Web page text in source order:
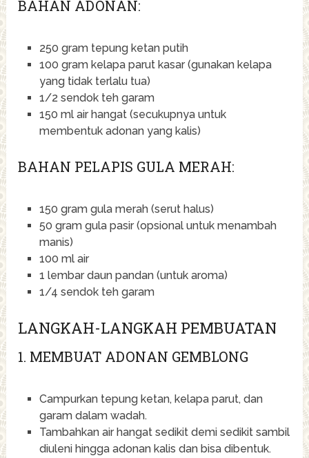
BAHAN ADONAN:
250 gram tepung ketan putih
100 gram kelapa parut kasar (gunakan kelapa
yang tidak terlalu tua)
1/2 sendok teh garam
150 ml air hangat (secukupnya untuk
membentuk adonan yang kalis)
BAHAN PELAPIS GULA MERAH:
150 gram gula merah (serut halus)
50 gram gula pasir (opsional untuk menambah
manis)
100 ml air
1 lembar daun pandan (untuk aroma)
1/4 sendok teh garam
LANGKAH-LANGKAH PEMBUATAN
1. MEMBUAT ADONAN GEMBLONG
Campurkan tepung ketan, kelapa parut, dan
garam dalam wadah.
Tambahkan air hangat sedikit demi sedikit sambil
diuleni hingga adonan kalis dan bisa dibentuk.